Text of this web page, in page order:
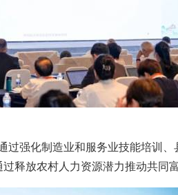
强化制造业和服务业技能培训
释放农村人力资源潜力推动共同